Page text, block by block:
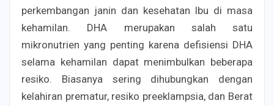
perkembangan janin dan kesehatan Ibu di masa
kehamilan. DHA merupakan salah satu
mikronutrien yang penting karena defisiensi DHA
selama kehamilan dapat menimbulkan beberapa
resiko. Biasanya sering dihubungkan dengan
kelahiran prematur, resiko preeklampsia, dan Berat